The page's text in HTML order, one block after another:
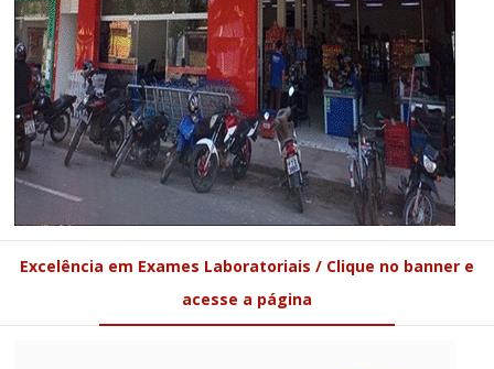
Excelência em Exames Laboratoriais / Clique no banner e
acesse a página